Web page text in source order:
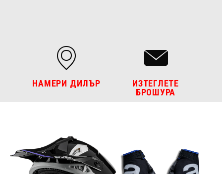
НАМЕРИ ДИЛЪР
ИЗТЕГЛЕТЕ
БРОШУРА